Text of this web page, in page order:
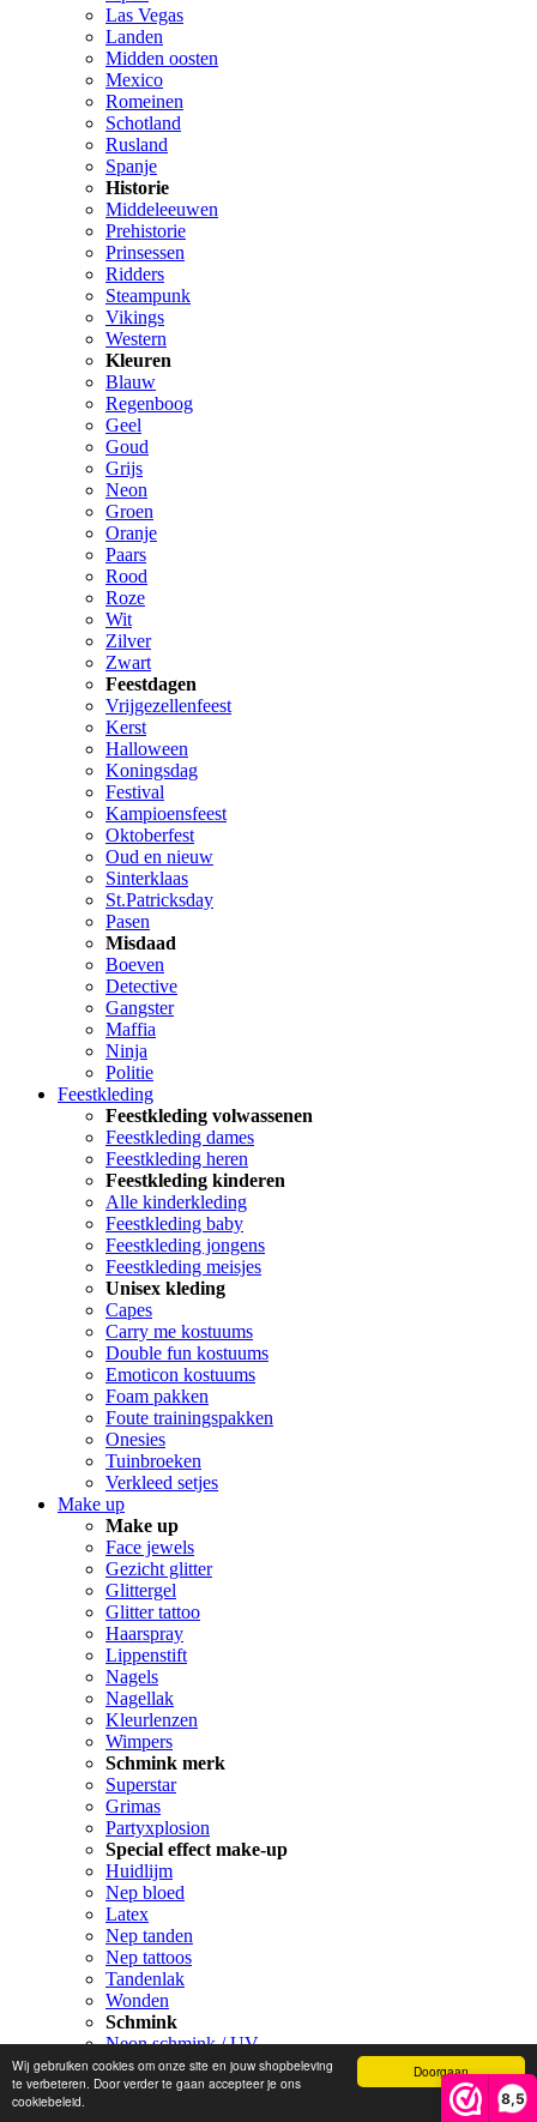
Doorgaan
Wij gebruiken cookies om onze site en jouw shopbeleving
te verbeteren. Door verder te gaan accepteer je ons
cookiebeleid.
8,5
Las Vegas
Landen
Midden oosten
Mexico
Romeinen
Schotland
Rusland
Spanje
Historie
Middeleeuwen
Prehistorie
Prinsessen
Ridders
Steampunk
Vikings
Western
Kleuren
Blauw
Regenboog
Geel
Goud
Grijs
Neon
Groen
Oranje
Paars
Rood
Roze
Wit
Zilver
Zwart
Feestdagen
Vrijgezellenfeest
Kerst
Halloween
Koningsdag
Festival
Kampioensfeest
Oktoberfest
Oud en nieuw
Sinterklaas
St.Patricksday
Pasen
Misdaad
Boeven
Detective
Gangster
Maffia
Ninja
Politie
Feestkleding
Feestkleding volwassenen
Feestkleding dames
Feestkleding heren
Feestkleding kinderen
Alle kinderkleding
Feestkleding baby
Feestkleding jongens
Feestkleding meisjes
Unisex kleding
Capes
Carry me kostuums
Double fun kostuums
Emoticon kostuums
Foam pakken
Foute trainingspakken
Onesies
Tuinbroeken
Verkleed setjes
Make up
Make up
Face jewels
Gezicht glitter
Glittergel
Glitter tattoo
Haarspray
Lippenstift
Nagels
Nagellak
Kleurlenzen
Wimpers
Schmink merk
Superstar
Grimas
Partyxplosion
Special effect make-up
Huidlijm
Nep bloed
Latex
Nep tanden
Nep tattoos
Tandenlak
Wonden
Schmink
Neon schmink / UV
Schmink
Schmink paletten